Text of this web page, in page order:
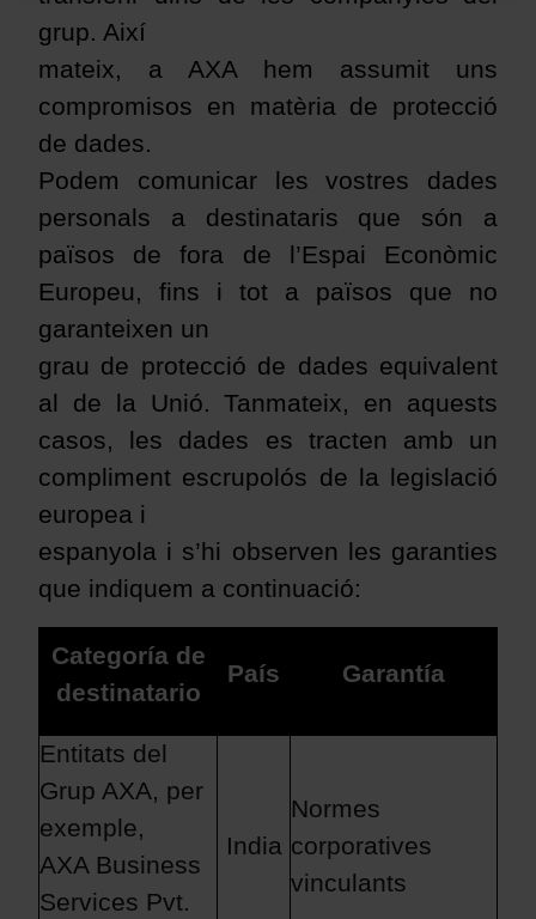
grup. Així
mateix, a AXA hem assumit uns
compromisos en matèria de protecció
de dades.
Podem comunicar les vostres dades
personals a destinataris que són a
països de fora de l’Espai Econòmic
Europeu, fins i tot a països que no
garanteixen un
grau de protecció de dades equivalent
al de la Unió. Tanmateix, en aquests
casos, les dades es tracten amb un
compliment escrupolós de la legislació
europea i
espanyola i s’hi observen les garanties
que indiquem a continuació:
Categoría de
destinatario
País Garantía
Entitats del
Grup AXA, per
exemple,
AXA Business
Services Pvt.
India
Normes
corporatives
vinculants